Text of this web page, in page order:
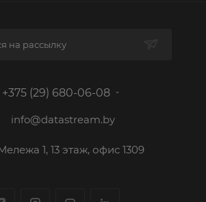
на рассылку
+375 (29) 680-06-08
info@datastream.by
1, 13 этаж, офис 1309